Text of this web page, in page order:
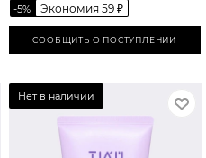
-5% Экономия 59₽
СООБЩИТЬ О ПОСТУПЛЕНИИ
Нет в наличии